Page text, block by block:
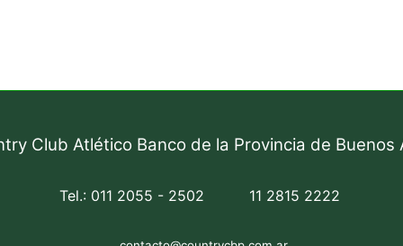
Club Atlético Banco de la Provincia de Buenos
Tel.: 011 2055 - 2502 11 2815 2222